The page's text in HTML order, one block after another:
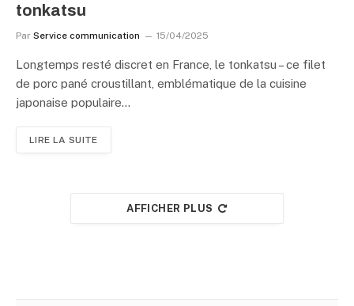
tonkatsu
Par Service communication 15/04/2025
Longtemps resté discret en France, le tonkatsu – ce filet
de porc pané croustillant, emblématique de la cuisine
japonaise populaire…
LIRE LA SUITE
AFFICHER PLUS